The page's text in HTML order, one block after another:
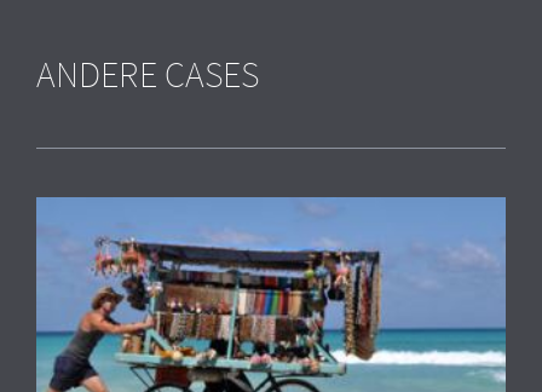
ANDERE CASES